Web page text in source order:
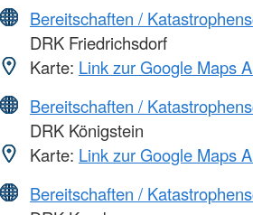
Bereitschaften /
DRK Friedrichsdorf
Karte: Link zur Google Maps
Bereitschaften /
DRK Königstein
Karte: Link zur Google Maps
Bereitschaften /